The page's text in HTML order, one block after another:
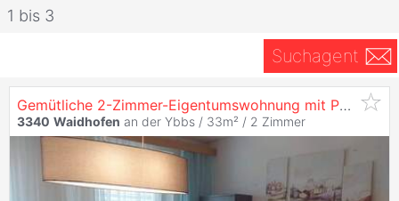
1 bis 3
Suchagent
Gemütliche 2-Zimmer-Eigentumswohnung mit Parkplatz
3340 Waidhofen an der Ybbs / 33m² / 2 Zimmer